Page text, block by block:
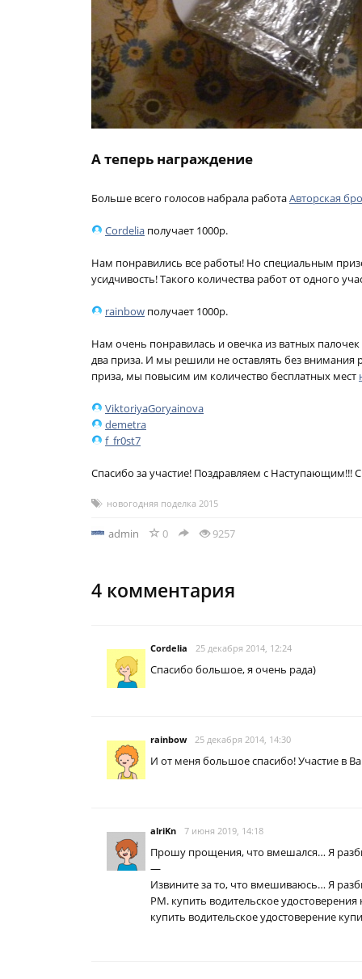
А теперь награждение
Больше всего голосов набрала работаАвторская
Cordelia получает 1000р.
Нам понравились все работы! Но специальным
усидчивость! Такого количества работ от одного
rainbow получает 1000р.
Нам очень понравилась и овечка из ватных
два приза. И мы решили не оставлять без внимания
приза, мы повысим им количество бесплатных мест
ViktoriyaGoryainova
demetra
f_fr0st7
Спасибо за участие! Поздравляем с Наступающим!!!
новогодняя поделка 2015
admin 0 9257
4 комментария
Cordelia 25 декабря 2014, 12:24
Спасибо большое, я очень рада)
rainbow 25 декабря 2014, 14:30
И от меня большое спасибо! Участие в
alriKn 7 июня 2019, 14:18
Прошу прощения, что вмешался… Я
—
Извините за то, что вмешиваюсь… Я
PM. купить водительское
купить водительское удостоверение